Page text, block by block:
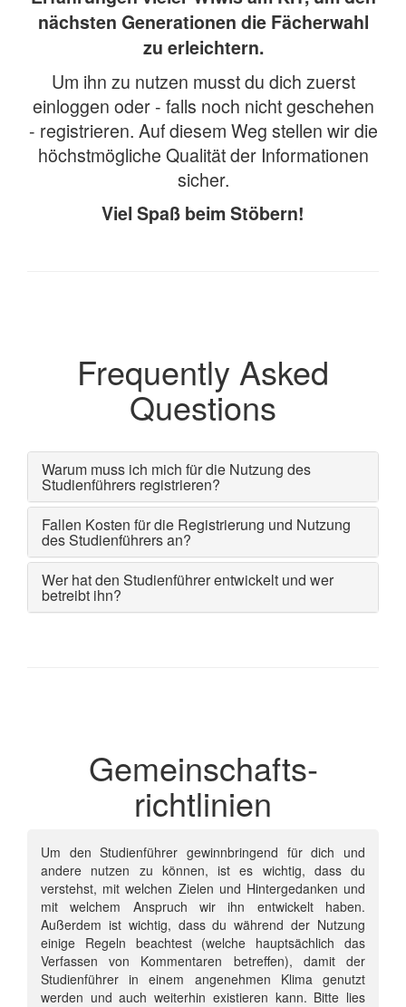
nächsten Generationen die Fächerwahl
zu erleichtern.
Um ihn zu nutzen musst du dich zuerst
einloggen oder - falls noch nicht geschehen
- registrieren. Auf diesem Weg stellen wir die
höchstmögliche Qualität der Informationen
sicher.
Viel Spaß beim Stöbern!
Frequently Asked
Questions
Warum muss ich mich für die Nutzung des
Studienführers registrieren?
Fallen Kosten für die Registrierung und Nutzung
des Studienführers an?
Wer hat den Studienführer entwickelt und wer
betreibt ihn?
Gemeinschafts­
richtlinien
Um den Studienführer gewinnbringend für dich und
andere nutzen zu können, ist es wichtig, dass du
verstehst, mit welchen Zielen und Hintergedanken und
mit welchem Anspruch wir ihn entwickelt haben.
Außerdem ist wichtig, dass du während der Nutzung
einige Regeln beachtest (welche hauptsächlich das
Verfassen von Kommentaren betreffen), damit der
Studienführer in einem angenehmen Klima genutzt
werden und auch weiterhin existieren kann. Bitte lies